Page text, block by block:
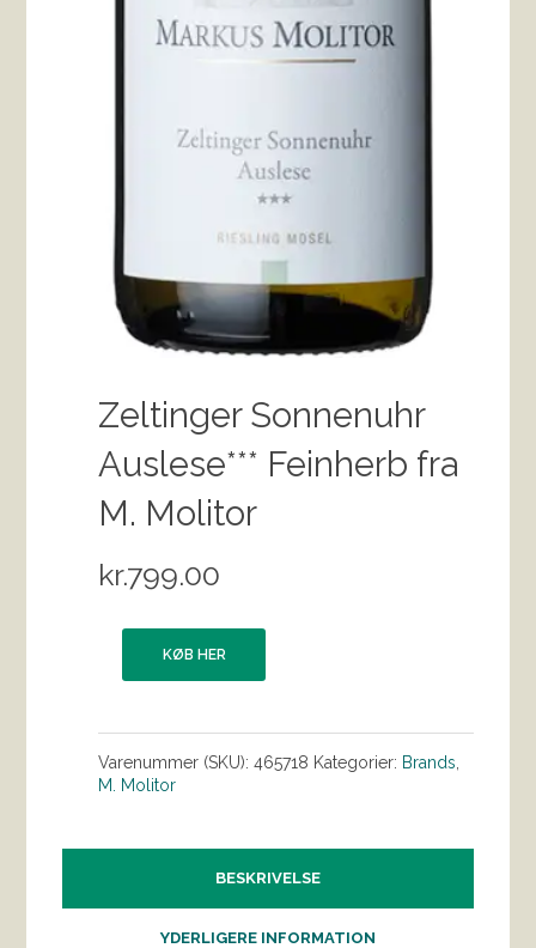
Zeltinger Sonnenuhr
Auslese*** Feinherb fra
M. Molitor
kr.799.00
KØB HER
Varenummer (SKU):465718 Kategorier: Brands
M. Molitor
BESKRIVELSE
YDERLIGERE INFORMATION